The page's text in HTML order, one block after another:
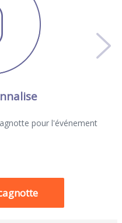
pour l'événement